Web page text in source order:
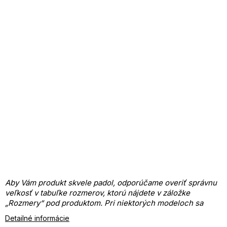
Aby Vám produkt skvele padol, odporúčame overiť správnu
veľkosť v tabuľke rozmerov, ktorú nájdete v záložke
„Rozmery“ pod produktom. Pri niektorých modeloch sa
číslovanie môže líšiť.
Dámska vesta
Detailné informácie